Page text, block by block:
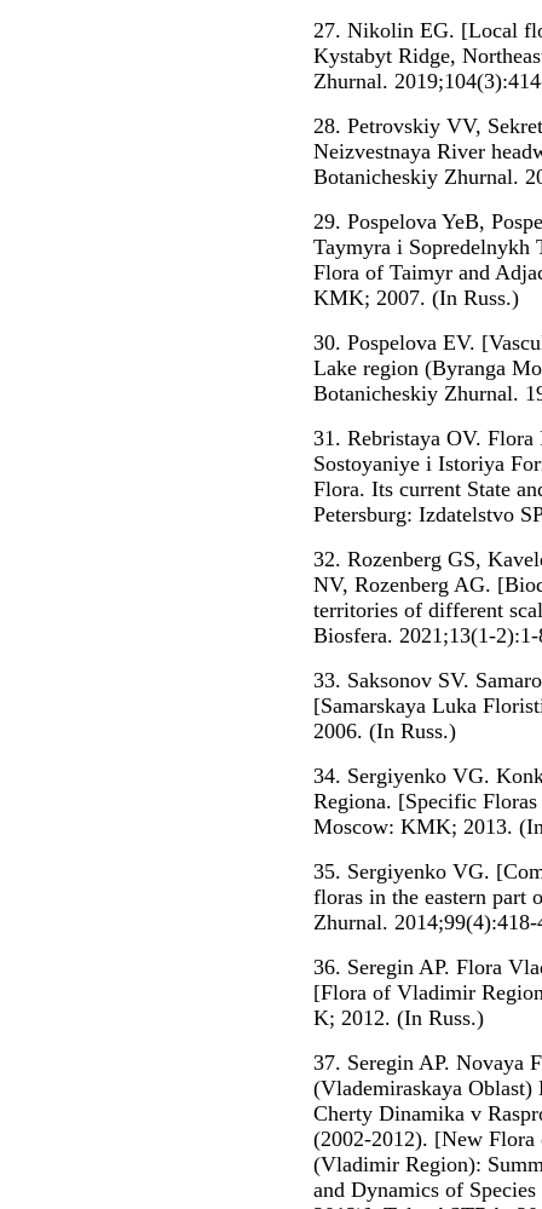
27. Nikolin EG. [Local
Kystabyt Ridge,
Zhurnal.
28. Petrovskiy VV,
Neizvestnaya River
Botanicheskiy Zhurnal.
29. Pospelova YeB,
Taymyra i Sopredelnykh
Flora of Taimyr and
KMK; 2007. (In Russ.)
30. Pospelova EV.
Lake region (Byranga
Botanicheskiy Zhurnal.
31. Rebristaya OV. Flora
Sostoyaniye i Istoriya
Flora. Its current State
Petersburg: Izdatelstvo
32. Rozenberg GS,
NV, Rozenberg AG.
territories of different
Biosfera. 2021;13(1-
33. Saksonov SV.
[Samarskaya Luka
2006. (In Russ.)
34. Sergiyenko VG.
Regiona. [Specific
Moscow: KMK; 2013.
35. Sergiyenko VG.
floras in the eastern part
Zhurnal.
36. Seregin AP. Flora
[Flora of Vladimir
K; 2012. (In Russ.)
37. Seregin AP. Novaya
(Vlademiraskaya
Cherty Dinamika v
(2002-2012). [New Flora
(Vladimir Region):
and Dynamics of